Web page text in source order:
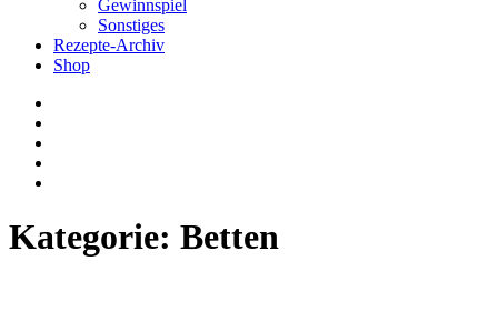
Gewinnspiel
Sonstiges
Rezepte-Archiv
Shop
Kategorie: Betten